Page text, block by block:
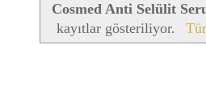
Cosmed Anti Selülit
kayıtlar gösteriliyor.